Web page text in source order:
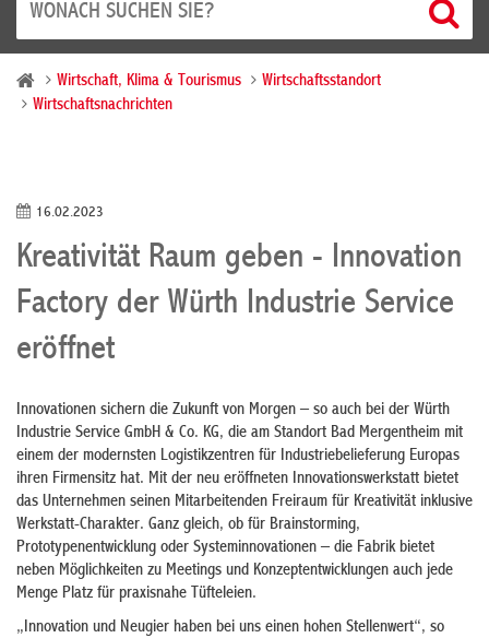
Wirtschaft, Klima & Tourismus
Wirtschaftsstandort
Wirtschaftsnachrichten
16.02.2023
Kreativität Raum geben - Innovation
Factory der Würth Industrie Service
eröffnet
Innovationen sichern die Zukunft von Morgen – so auch bei der Würth
Industrie Service GmbH & Co. KG, die am Standort Bad Mergentheim mit
einem der modernsten Logistikzentren für Industriebelieferung Europas
ihren Firmensitz hat. Mit der neu eröffneten Innovationswerkstatt bietet
das Unternehmen seinen Mitarbeitenden Freiraum für Kreativität inklusive
Werkstatt-Charakter. Ganz gleich, ob für Brainstorming,
Prototypenentwicklung oder Systeminnovationen – die Fabrik bietet
neben Möglichkeiten zu Meetings und Konzeptentwicklungen auch jede
Menge Platz für praxisnahe Tüfteleien.
„Innovation und Neugier haben bei uns einen hohen Stellenwert“, so